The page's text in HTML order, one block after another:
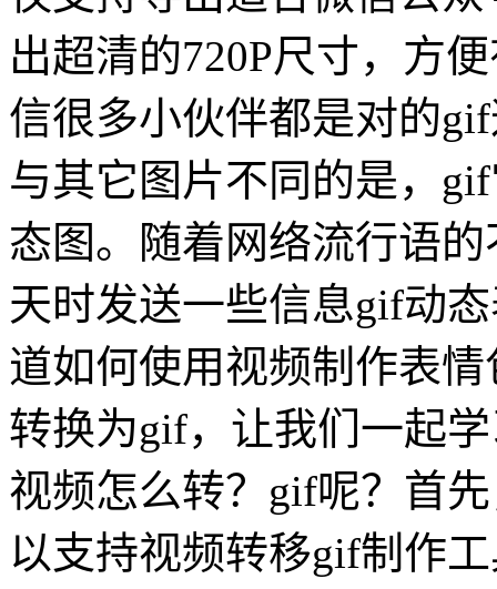
出超清的720P尺寸，方
信很多小伙伴都是对的
与其它图片不同的是，
态图。随着网络流行语
天时发送一些信息gif动
道如何使用视频制作表
转换为gif，让我们一起
视频怎么转？gif呢？首
以支持视频转移gif制作